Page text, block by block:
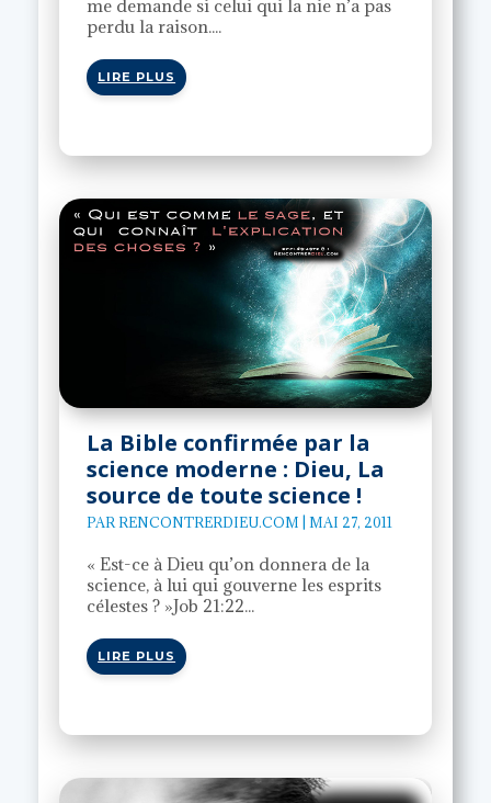
me demande si celui qui la nie n’a pas
perdu la raison....
LIRE PLUS
La Bible confirmée par la
science moderne : Dieu, La
source de toute science !
PARRENCONTRERDIEU.COM |MAI 27, 2011
« Est-ce à Dieu qu’on donnera de la
science, à lui qui gouverne les esprits
célestes ? »Job 21:22...
LIRE PLUS